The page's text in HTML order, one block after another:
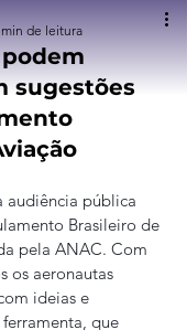
sugestões
min de leitura
audiência pública
Brasileiro de
pela ANAC. Com
os aeronautas
ideias e
ferramenta, que